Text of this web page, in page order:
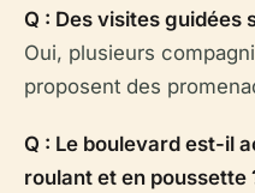
Q : Des visites guidées
Oui, plusieurs
proposent des
Q : Le boulevard est-il
roulant et en poussette